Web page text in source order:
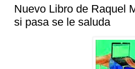
Nuevo Libro de Raquel
si pasa se le saluda